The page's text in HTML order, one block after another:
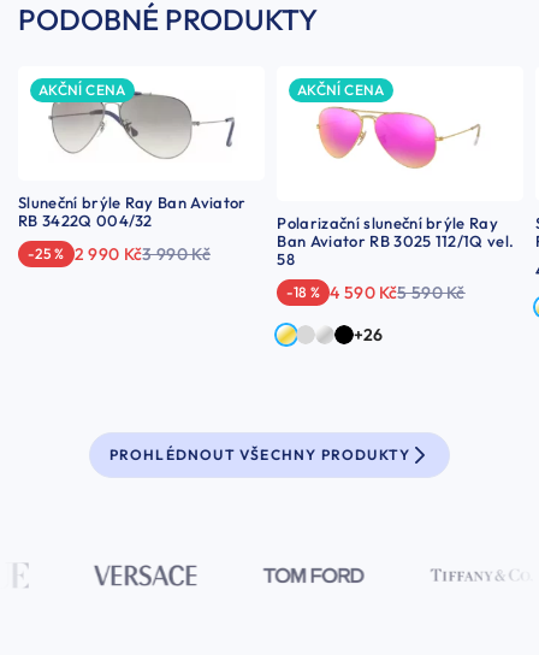
PODOBNÉ PRODUKTY
AKČNÍ CENA
Sluneční brýle Ray Ban Aviator
RB 3422Q 004/32
-25 % 2 990 Kč3 990 Kč
AKČNÍ CENA
Polarizační sluneční brýle Ray
Ban Aviator RB 3025 112/1Q vel.
58
-18 % 4 590 Kč5 590 Kč
+26
PROHLÉDNOUT VŠECHNY PRODUKTY